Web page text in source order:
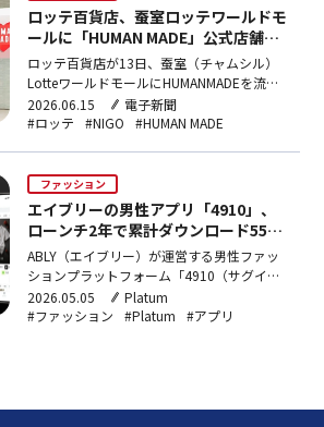
ロッテ百貨店、蚕室ロッテワールドモ
ールに「HUMAN MADE」公式店舗オ
ープン…韓国流通業界で初展開
ロッテ百貨店が13日、蚕室（チャムシル）
LotteワールドモールにHUMANMADEを流通
業界初出店。オープン記念として蚕室限定の
タヌキアニマルコレクション9種と、アーテ
2026.06.15
電子新聞
#ロッテ
#NIGO #HUMAN MADE
ファッション
エイブリーの男性アプリ「4910」、
ローンチ2年で累計ダウンロード550
万件・会員数2倍に
ABLY（エイブリー）が運営する男性ファッ
ションプラットフォーム「4910（サグイル
ゴン）」が、2024年3月のリリースから2年
で累計アプリダウンロード数550万件を突破
2026.05.05
Platum
#ファッション
#Platum #アプリ